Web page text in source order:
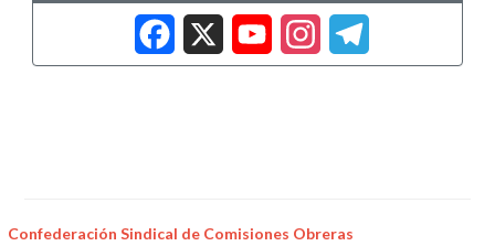
Facebook
X
Confederación Sindical de Comisiones Obreras